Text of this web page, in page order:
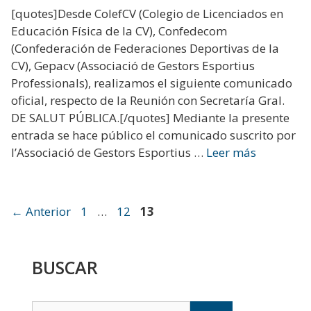
[quotes]Desde ColefCV (Colegio de Licenciados en
Educación Física de la CV), Confedecom
(Confederación de Federaciones Deportivas de la
CV), Gepacv (Associació de Gestors Esportius
Professionals), realizamos el siguiente comunicado
oficial, respecto de la Reunión con Secretaría Gral.
DE SALUT PÚBLICA.[/quotes] Mediante la presente
entrada se hace público el comunicado suscrito por
l’Associació de Gestors Esportius … Leer más
← Anterior Página
1 … Página
12 Página
13
BUSCAR